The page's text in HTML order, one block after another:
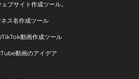
ブサイト作成ツール。
ネス名作成ツール
動画作成ツール
動画のアイデア